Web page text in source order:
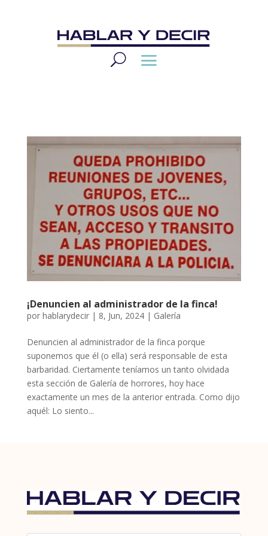
¡Denuncien al administrador de la finca!
por hablarydecir| 8, Jun, 2024| Galería
Denuncien al administrador de la finca porque
suponemos que él (o ella) será responsable de esta
barbaridad. Ciertamente teníamos un tanto olvidada
esta sección de Galería de horrores, hoy hace
exactamente un mes de la anterior entrada. Como dijo
aquél: Lo siento...